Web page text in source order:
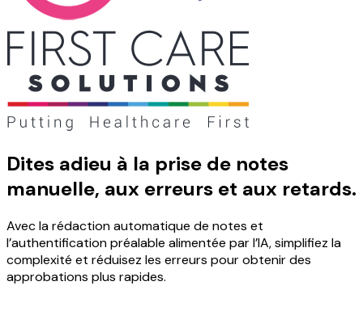
Dites adieu à la prise de notes
manuelle, aux erreurs et aux retards.
Avec la rédaction automatique de notes et
l’authentification préalable alimentée par l’IA, simplifiez la
complexité et réduisez les erreurs pour obtenir des
approbations plus rapides.